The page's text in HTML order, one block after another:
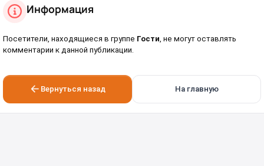
Информация
Посетители, находящиеся в группе Гости , не могут оставлять
комментарии к данной публикации.
Вернуться назад На главную